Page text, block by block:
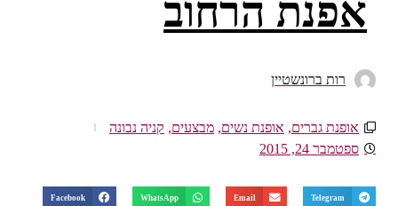
אפנת הרחוב
רות ברונשטיין
אופנת גברים,אופנת נשים,מבצעים,קניה נבונה
ספטמבר 24, 2015
Telegram
Email
WhatsApp
Facebook